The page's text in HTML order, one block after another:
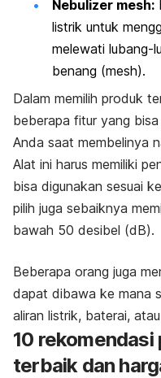
Nebulizer mesh:
listrik untuk
melewati lubang-
benang (mesh).
Dalam memilih produk
beberapa fitur yang
Anda saat membelinya
Alat ini harus memiliki
bisa digunakan sesuai
pilih juga sebaiknya
bawah 50 desibel (dB).
Beberapa orang juga
dapat dibawa ke mana
aliran listrik, baterai,
10 rekomendasi
terbaik dan